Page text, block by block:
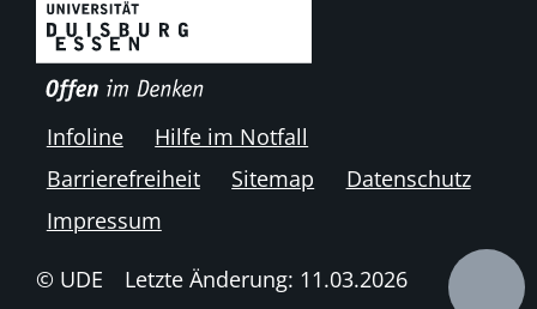
Infoline
Hilfe im Notfall
Barrierefreiheit
Sitemap
Datenschutz
Impressum
© UDE Letzte Änderung: 11.03.2026